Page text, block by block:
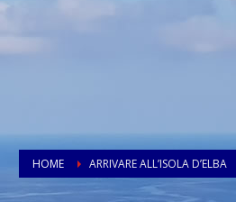
HOME ARRIVARE ALL’ISOLA D’ELBA